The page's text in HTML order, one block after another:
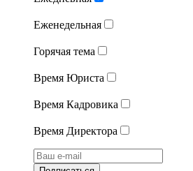
Еженедельная
Горячая тема
Время Юриста
Время Кадровика
Время Директора